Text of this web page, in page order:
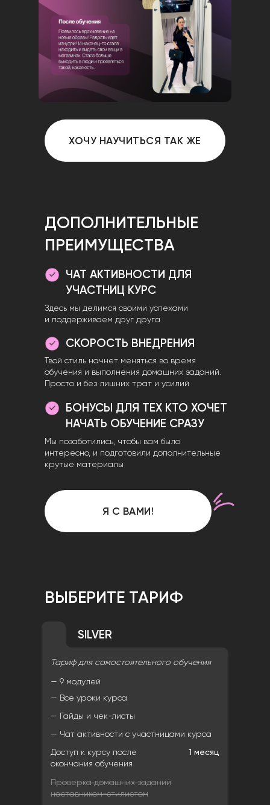
ХОЧУ НАУЧИТЬСЯ ТАК ЖЕ
ДОПОЛНИТЕЛЬНЫЕ
ПРЕИМУЩЕСТВА
ЧАТ АКТИВНОСТИ ДЛЯ
УЧАСТНИЦ КУРС
Я С ВАМИ!
Здесь мы делимся своими успехами
и поддерживаем друг друга
СКОРОСТЬ ВНЕДРЕНИЯ
Твой стиль начнет меняться во время
обучения и выполнения домашних заданий.
Просто и без лишних трат и усилий
БОНУСЫ ДЛЯ ТЕХ КТО ХОЧЕТ
НАЧАТЬ ОБУЧЕНИЕ СРАЗУ
Мы позаботились, чтобы вам было
интересно, и подготовили дополнительные
крутые материалы
ВЫБЕРИТЕ ТАРИФ
SILVER
Тариф для самостоятельного обучения
— 9 модулей
— Все уроки курса
— Гайды и чек-листы
— Чат активности с участницами курса
Доступ к курсу после
окончания обучения
1 месяц
Проверка домашних заданий
наставником-стилистом